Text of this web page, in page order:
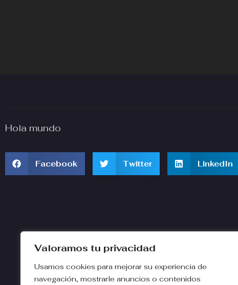
Valoramos tu privacidad
Usamos cookies para mejorar su experiencia de
navegación, mostrarle anuncios o contenidos
Hola mundo
Facebook Twitter LinkedIn